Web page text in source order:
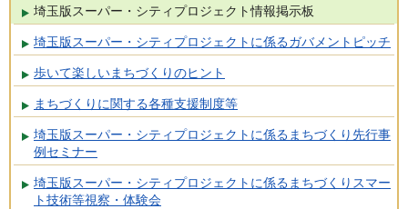
埼玉版スーパー・シティプロジェクト情報掲示板
埼玉版スーパー・シティプロジェクトに係るガバメントピッチ
歩いて楽しいまちづくりのヒント
まちづくりに関する各種支援制度等
埼玉版スーパー・シティプロジェクトに係るまちづくり先行事
例セミナー
埼玉版スーパー・シティプロジェクトに係るまちづくりスマー
ト技術等視察・体験会